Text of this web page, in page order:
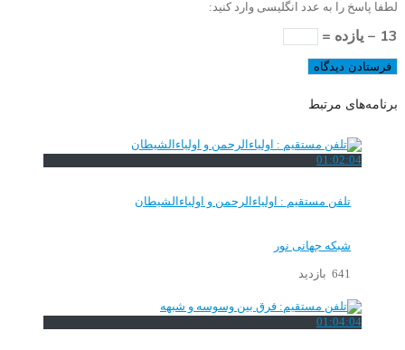
لطفا پاسخ را به عدد انگلیسی وارد کنید:
13 − یازده =
برنامه‌های مرتبط
01:02:04
تلفن مستقیم : اولیاءالرحمن و اولیاءالشیطان
شبکه جهانی نور
641 بازدید
01:04:04